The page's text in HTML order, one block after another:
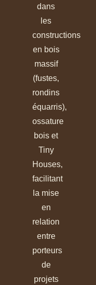
dans
les
constructions
en bois
massif
(fustes,
rondins
équarris),
ossature
bois et
Tiny
Houses,
facilitant
la mise
en
relation
entre
porteurs
de
projets